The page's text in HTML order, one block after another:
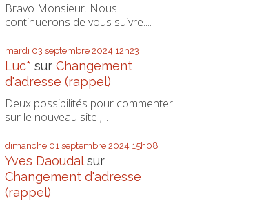
Bravo Monsieur. Nous
continuerons de vous suivre....
mardi 03 septembre 2024 12h23
Luc* sur Changement
d'adresse (rappel)
Deux possibilités pour commenter
sur le nouveau site ;...
dimanche 01 septembre 2024 15h08
Yves Daoudalsur
Changement d'adresse
(rappel)